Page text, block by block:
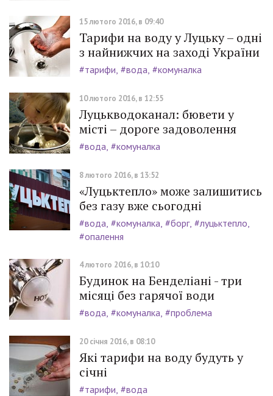
15 лютого 2016, в 09:40
Тарифи на воду у Луцьку – одні
з найнижчих на заході України
#тарифи #вода #комуналка
10 лютого 2016, в 12:55
Луцькводоканал: бювети у
місті – дороге задоволення
#вода #комуналка
8 лютого 2016, в 13:52
«Луцьктепло» може залишитись
без газу вже сьогодні
#вода #комуналка #борг #луцьктепло
#опалення
4 лютого 2016, в 10:10
Будинок на Бенделіані - три
місяці без гарячої води
#вода #комуналка #проблема
20 січня 2016, в 08:10
Які тарифи на воду будуть у
січні
#тарифи #вода